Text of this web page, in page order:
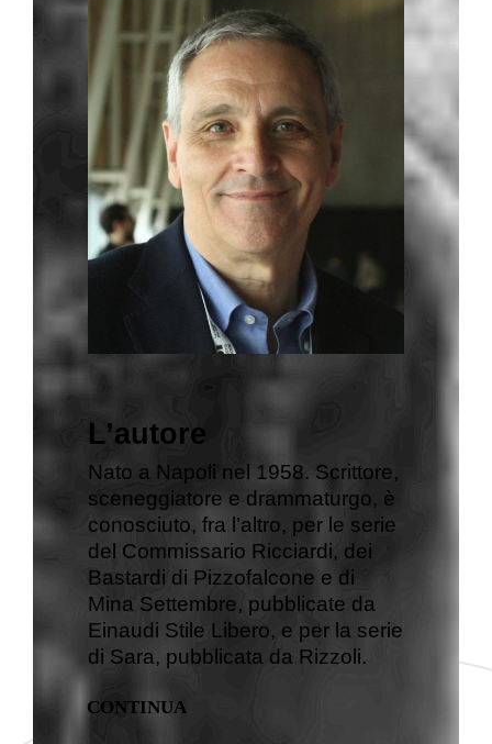
L’autore
Nato a Napoli nel 1958. Scrittore,
sceneggiatore e drammaturgo, è
conosciuto, fra l’altro, per le serie
del Commissario Ricciardi, dei
Bastardi di Pizzofalcone e di
Mina Settembre, pubblicate da
Einaudi Stile Libero, e per la serie
di Sara, pubblicata da Rizzoli.
CONTINUA